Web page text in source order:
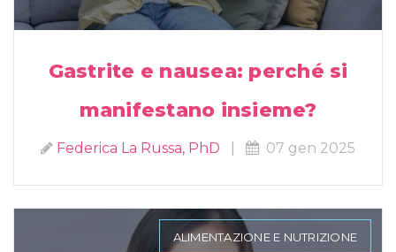
Gastrite e nausea: perché si
manifestano insieme?
Federica La Russa, PhD 07 gen 2025
ALIMENTAZIONE E NUTRIZIONE